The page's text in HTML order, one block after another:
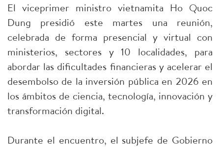
El viceprimer ministro vietnamita Ho Quoc
Dung presidió este martes una reunión,
celebrada de forma presencial y virtual con
ministerios, sectores y 10 localidades, para
abordar las dificultades financieras y acelerar el
desembolso de la inversión pública en 2026 en
los ámbitos de ciencia, tecnología, innovación y
transformación digital.
Durante el encuentro, el subjefe de Gobierno